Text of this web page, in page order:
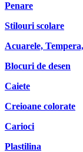
Penare
Stilouri scolare
Acuarele,
Blocuri de desen
Caiete
Creioane colorate
Carioci
Plastilina